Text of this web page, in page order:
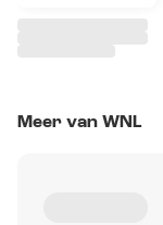
Meer van WNL